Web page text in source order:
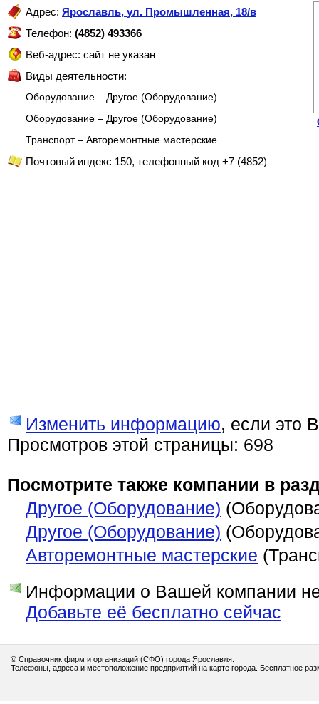
Адрес: Ярославль, ул. Промышленная, 18/в
Телефон: (4852) 493366
Веб-адрес: сайт не указан
Виды деятельности:
Оборудование – Другое (Оборудование)
Оборудование – Другое (Оборудование)
Транспорт – Авторемонтные мастерские
Почтовый индекс 150, телефонный код +7 (4852)
Изменить информацию, если это
Просмотров этой страницы: 698
Посмотрите также компании в
Другое (Оборудование)
Другое (Оборудование)
Авторемонтные мастерские
Информации о Вашей компании
Добавьте её бесплатно сейчас
© Справочник фирм и организаций (СФО) города Ярославля.
Телефоны, адреса и местоположение предприятий на карте города. Бесплатное